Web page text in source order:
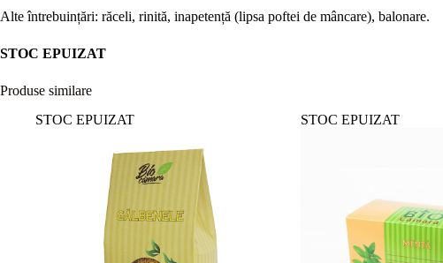
Alte întrebuințări: răceli, rinită, inapetență (lipsa poftei de mâncare), balonare.
STOC EPUIZAT
Produse similare
STOC EPUIZAT
STOC EPUIZAT